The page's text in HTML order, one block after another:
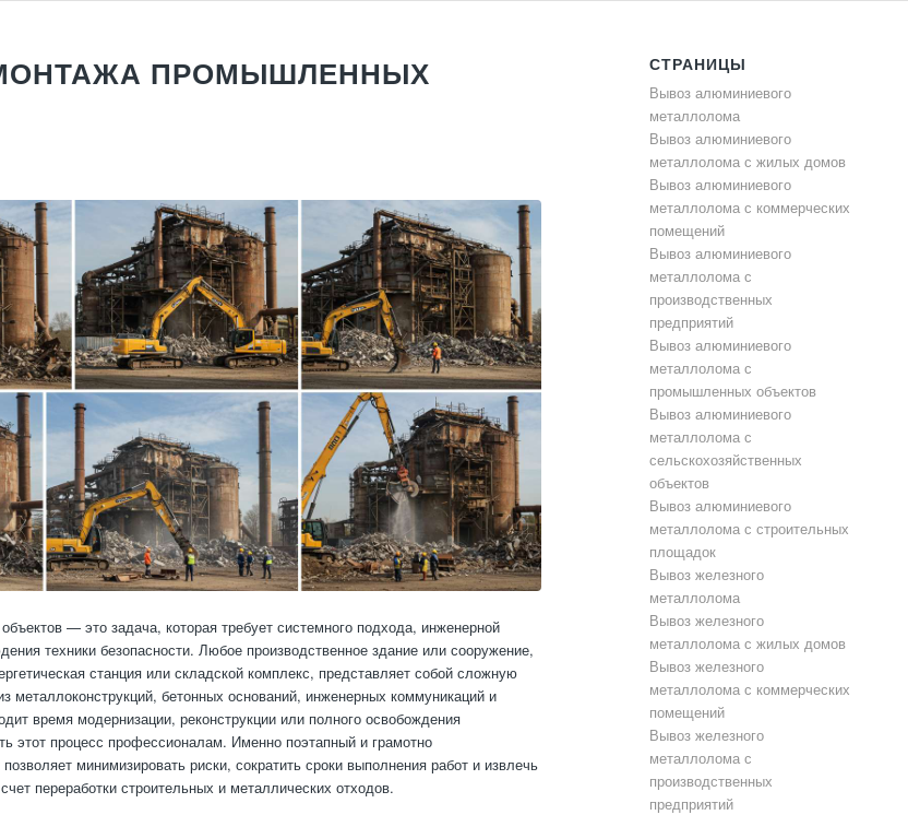
ПРОМЫШЛЕННЫХ
— это задача, которая требует системного подхода, инженерной
техники безопасности. Любое производственное здание или сооружение,
станция или складской комплекс, представляет собой сложную
металлоконструкций, бетонных оснований, инженерных коммуникаций и
время модернизации, реконструкции или полного освобождения
этот процесс профессионалам. Именно поэтапный и грамотно
минимизировать риски, сократить сроки выполнения работ и извлечь
переработки строительных и металлических отходов.
СТРАНИЦЫ
Вывоз алюминиевого
металлолома
Вывоз алюминиевого
металлолома с жилых домов
Вывоз алюминиевого
металлолома с коммерческих
помещений
Вывоз алюминиевого
металлолома с
производственных
предприятий
Вывоз алюминиевого
металлолома с
промышленных объектов
Вывоз алюминиевого
металлолома с
сельскохозяйственных
объектов
Вывоз алюминиевого
металлолома с строительных
площадок
Вывоз железного
металлолома
Вывоз железного
металлолома с жилых домов
Вывоз железного
металлолома с коммерческих
помещений
Вывоз железного
металлолома с
производственных
предприятий